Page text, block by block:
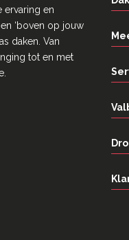
ervaring en
‘boven op jouw
daken. Van
tot en met